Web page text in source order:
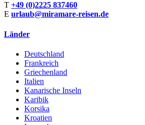
T +49 (0)2225 837460
E urlaub@miramare-reisen.de
Länder
Deutschland
Frankreich
Griechenland
Italien
Kanarische Inseln
Karibik
Korsika
Kroatien